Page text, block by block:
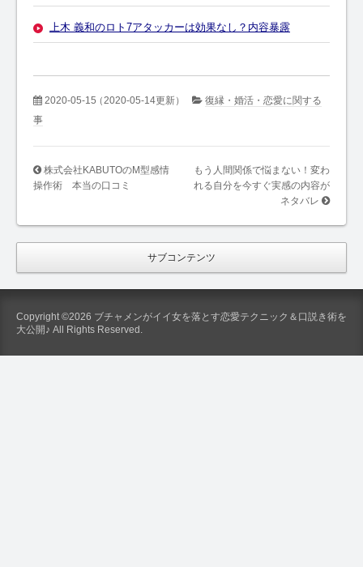
上木 義和のロト7アタッカーは効果なし？内容暴露
2020-05-15（2020-05-14更新）
復縁・婚活・恋愛に関する
事
株式会社KABUTOのM型感情
操作術 本当の口コミ
もう人間関係で悩まない！変わ
れる自分を今すぐ実感の内容が
ネタバレ
サブコンテンツ
Copyright ©2026 ブチャメンがイイ女を落とす恋愛テクニック＆口説き術を
大公開♪ All Rights Reserved.